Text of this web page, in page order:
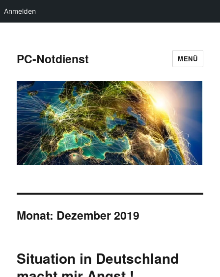
Anmelden
PC-Notdienst MENÜ
Monat: Dezember 2019
Situation in Deutschland